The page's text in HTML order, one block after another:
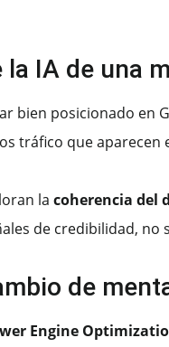
IA de una
bien posicionado en
tráfico que
la coherencia del
de credibilidad,
de
Engine